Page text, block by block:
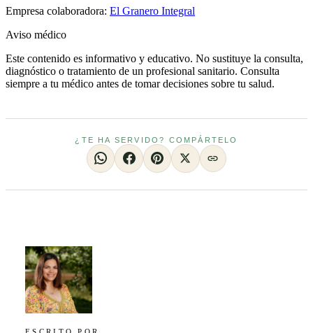
Empresa colaboradora: El Granero Integral
Aviso médico
Este contenido es informativo y educativo. No sustituye la consulta,
diagnóstico o tratamiento de un profesional sanitario. Consulta
siempre a tu médico antes de tomar decisiones sobre tu salud.
¿TE HA SERVIDO? COMPÁRTELO
ESCRITO POR